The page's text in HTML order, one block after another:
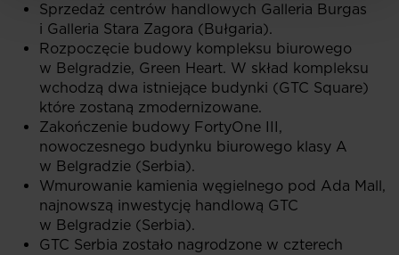
Sprzedaż centrów handlowych Galleria Burgas
i Galleria Stara Zagora (Bułgaria).
Rozpoczęcie budowy kompleksu biurowego
w Belgradzie, Green Heart. W skład kompleksu
wchodzą dwa istniejące budynki (GTC Square)
które zostaną zmodernizowane.
Zakończenie budowy FortyOne III,
nowoczesnego budynku biurowego klasy A
w Belgradzie (Serbia).
Wmurowanie kamienia węgielnego pod Ada Mall,
najnowszą inwestycję handlową GTC
w Belgradzie (Serbia).
GTC Serbia zostało nagrodzone w czterech